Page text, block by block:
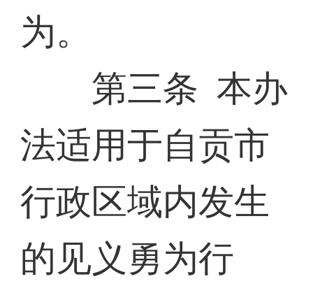
为。
第三条 本办
法适用于自贡市
行政区域内发生
的见义勇为行